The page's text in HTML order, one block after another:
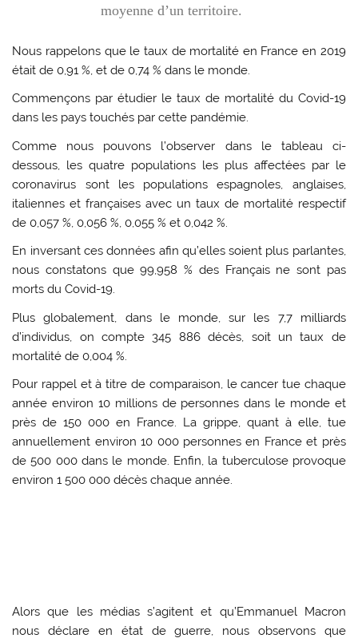
moyenne d’un territoire.
Nous rappelons que le taux de mortalité en France en 2019
était de 0,91 %, et de 0,74 % dans le monde.
Commençons par étudier le taux de mortalité du Covid-19
dans les pays touchés par cette pandémie.
Comme nous pouvons l’observer dans le tableau ci-
dessous, les quatre populations les plus affectées par le
coronavirus sont les populations espagnoles, anglaises,
italiennes et françaises avec un taux de mortalité respectif
de 0,057 %, 0,056 %, 0,055 % et 0,042 %.
En inversant ces données afin qu’elles soient plus parlantes,
nous constatons que 99,958 % des Français ne sont pas
morts du Covid-19.
Plus globalement, dans le monde, sur les 7,7 milliards
d’individus, on compte 345 886 décès, soit un taux de
mortalité de 0,004 %.
Pour rappel et à titre de comparaison, le cancer tue chaque
année environ 10 millions de personnes dans le monde et
près de 150 000 en France. La grippe, quant à elle, tue
annuellement environ 10 000 personnes en France et près
de 500 000 dans le monde. Enfin, la tuberculose provoque
environ 1 500 000 décès chaque année.
Alors que les médias s’agitent et qu’Emmanuel Macron
nous déclare en état de guerre, nous observons que